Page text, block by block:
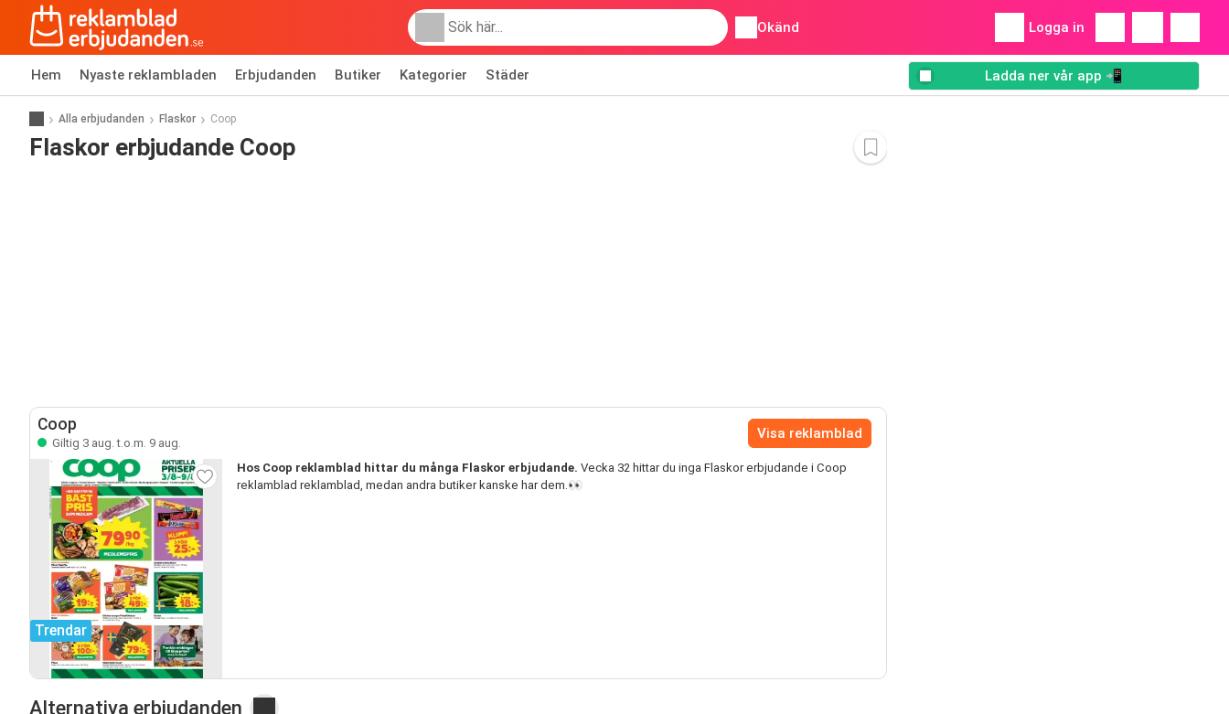
Okänd Logga in
Hem Nyaste reklambladen Erbjudanden Butiker Kategorier Städer Ladda ner vår app 📲
Alla erbjudanden Flaskor Coop
Flaskor erbjudande Coop
Coop
Giltig 3 aug. t.o.m. 9 aug.
Visa reklamblad
Trendar
Hos Coop reklamblad hittar du många Flaskor erbjudande. Vecka 32 hittar du inga Flaskor erbjudande i Coop
reklamblad reklamblad, medan andra butiker kanske har dem.👀
Alternativa erbjudanden